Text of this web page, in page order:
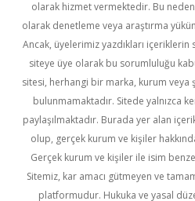
olarak hizmet vermektedir. Bu
olarak denetleme veya araştırma
Ancak, üyelerimiz yazdıkları
siteye üye olarak bu sorumluluğu
sitesi, herhangi bir marka, kurum veya
bulunmamaktadır. Sitede yalnızca
paylaşılmaktadır. Burada yer alan
olup, gerçek kurum ve kişiler
Gerçek kurum ve kişiler ile isim
Sitemiz, kar amacı gütmeyen ve
platformudur. Hukuka ve yasal